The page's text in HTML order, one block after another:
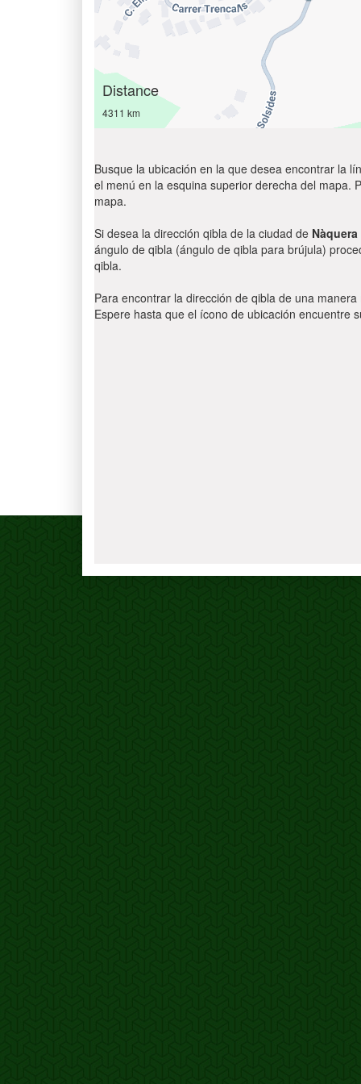
Distance
4311 km
Busque la ubicación en la que desea encontrar la
el menú en la esquina superior derecha del mapa.
mapa.
Si desea la dirección qibla de la ciudad de Nàquera
ángulo de qibla (ángulo de qibla para brújula)
qibla.
Para encontrar la dirección de qibla de una
Espere hasta que el ícono de ubicación encuentre